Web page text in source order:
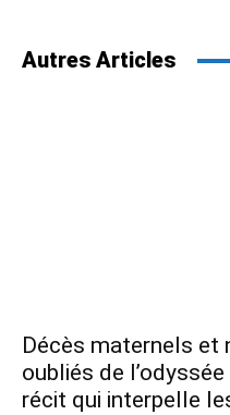
Autres Articles
Décès maternels et
oubliés de
récit qui interpelle